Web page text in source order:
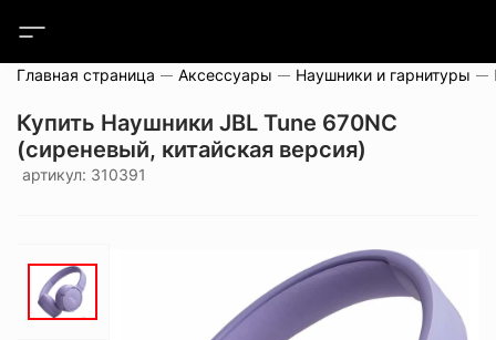
Главная страница Аксессуары Наушники и гарнитуры
Купить Наушники JBL Tune 670NC
(сиреневый, китайская версия)
артикул: 310391